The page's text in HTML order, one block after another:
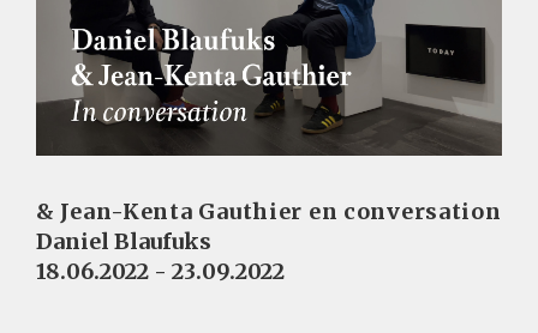
& Jean-Kenta Gauthier en conversation
Daniel Blaufuks
18.06.2022 - 23.09.2022